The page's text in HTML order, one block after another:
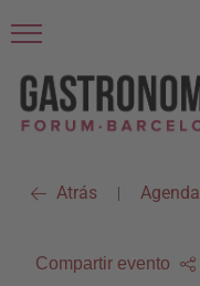
Atrás | Agenda
Compartir evento